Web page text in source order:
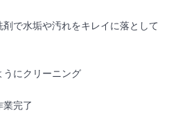
で水垢や汚れをキレイに落として
うにクリーニング
業完了